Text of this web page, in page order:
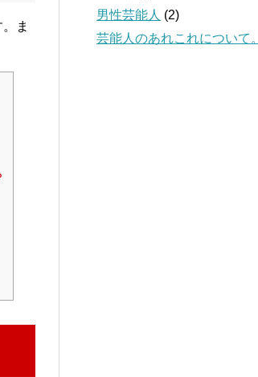
ま
男性芸能人 (2)
芸能人のあれこれについて。